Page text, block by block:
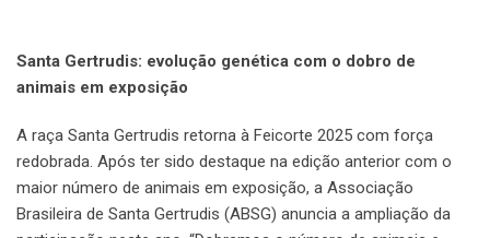
Santa Gertrudis: evolução genética com o dobro de
animais em exposição
A raça Santa Gertrudis retorna à Feicorte 2025 com força
redobrada. Após ter sido destaque na edição anterior com o
maior número de animais em exposição, a Associação
Brasileira de Santa Gertrudis (ABSG) anuncia a ampliação da